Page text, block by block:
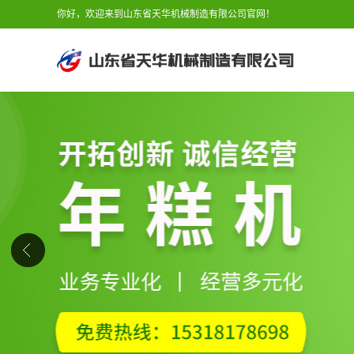
你好，欢迎来到山东省天华机械制造有限公司官网！